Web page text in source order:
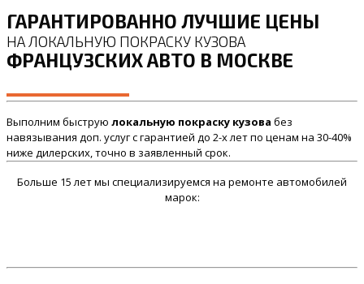
ГАРАНТИРОВАННО ЛУЧШИЕ ЦЕНЫ
НА ЛОКАЛЬНУЮ ПОКРАСКУ КУЗОВА
ФРАНЦУЗСКИХ АВТО В МОСКВЕ
Выполним быструю локальную покраску кузова без
навязывания доп. услуг с гарантией до 2-х лет по ценам на 30-40%
ниже дилерских, точно в заявленный срок.
Больше 15 лет мы специализируемся на ремонте автомобилей
марок: